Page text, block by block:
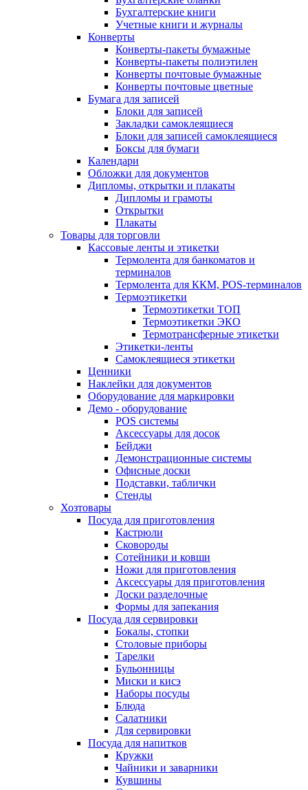
Бухгалтерские книги
Учетные книги и журналы
Конверты
Конверты-пакеты бумажные
Конверты-пакеты полиэтилен
Конверты почтовые бумажные
Конверты почтовые цветные
Бумага для записей
Блоки для записей
Закладки самоклеящиеся
Блоки для записей самоклеящиеся
Боксы для бумаги
Календари
Обложки для документов
Дипломы, открытки и плакаты
Дипломы и грамоты
Открытки
Плакаты
Товары для торговли
Кассовые ленты и этикетки
Термолента для банкоматов и
терминалов
Термолента для ККМ, POS-терминалов
Термоэтикетки
Термоэтикетки ТОП
Термоэтикетки ЭКО
Термотрансферные этикетки
Этикетки-ленты
Самоклеящиеся этикетки
Ценники
Наклейки для документов
Оборудование для маркировки
Демо - оборудование
POS системы
Аксессуары для досок
Бейджи
Демонстрационные системы
Офисные доски
Подставки, таблички
Стенды
Хозтовары
Посуда для приготовления
Кастрюли
Сковороды
Сотейники и ковши
Ножи для приготовления
Аксессуары для приготовления
Доски разделочные
Формы для запекания
Посуда для сервировки
Бокалы, стопки
Столовые приборы
Тарелки
Бульонницы
Миски и кисэ
Наборы посуды
Блюда
Салатники
Для сервировки
Посуда для напитков
Кружки
Чайники и заварники
Кувшины